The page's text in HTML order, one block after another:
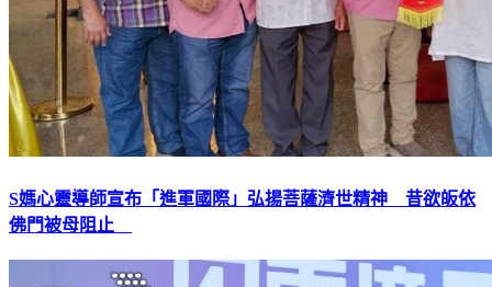
S媽心靈導師宣布「進軍國際」弘揚菩薩濟世精神 昔欲皈依
佛門被母阻止